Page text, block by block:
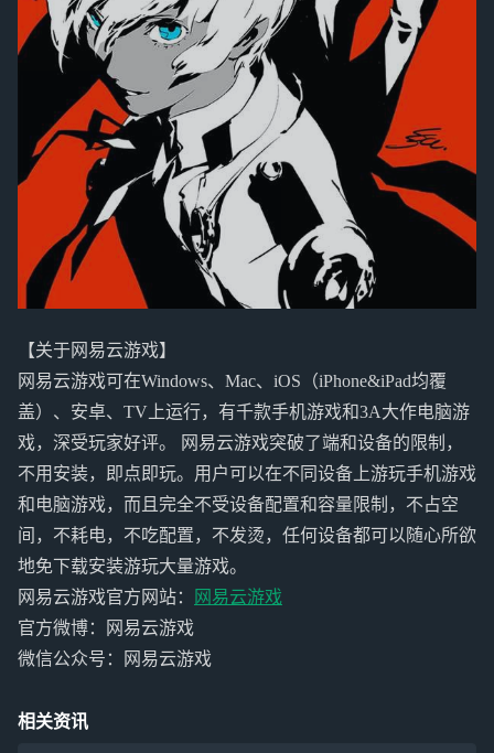
【关于网易云游戏】
网易云游戏可在Windows、Mac、iOS（iPhone&iPad均覆
盖）、安卓、TV上运行，有千款手机游戏和3A大作电脑游
戏，深受玩家好评。 网易云游戏突破了端和设备的限制，
不用安装，即点即玩。用户可以在不同设备上游玩手机游戏
和电脑游戏，而且完全不受设备配置和容量限制，不占空
间，不耗电，不吃配置，不发烫，任何设备都可以随心所欲
地免下载安装游玩大量游戏。
网易云游戏官方网站：
网易云游戏
官方微博：网易云游戏
微信公众号：网易云游戏
相关资讯